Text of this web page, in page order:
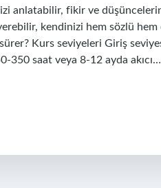
anlatabilir, fikir ve
kendinizi hem sözlü hem
Kurs seviyeleri Giriş
350 saat veya 8-12 ayda akıcı…